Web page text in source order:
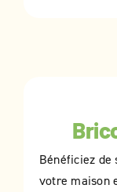
Bénéficiez
votre maison